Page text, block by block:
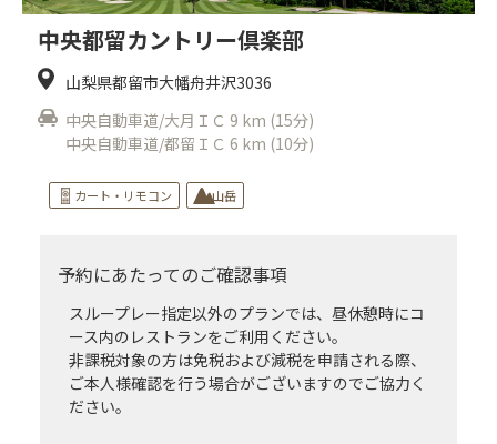
中央都留カントリー倶楽部
山梨県都留市大幡舟井沢3036
中央自動車道/大月ＩＣ 9 km (15分)
中央自動車道/都留ＩＣ 6 km (10分)
カート・リモコン 山岳
予約にあたってのご確認事項
スループレー指定以外のプランでは、昼休憩時にコ
ース内のレストランをご利用ください。
非課税対象の方は免税および減税を申請される際、
ご本人様確認を行う場合がございますのでご協力く
ださい。